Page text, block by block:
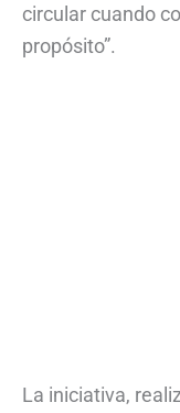
circular cuando
propósito”.
La iniciativa,